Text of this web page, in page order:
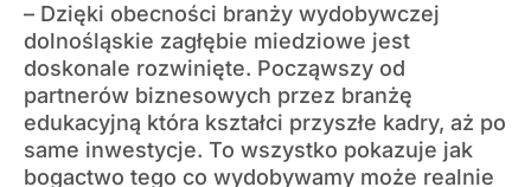
– Dzięki obecności branży wydobywczej
dolnośląskie zagłębie miedziowe jest
doskonale rozwinięte. Począwszy od
partnerów biznesowych przez branżę
edukacyjną która kształci przyszłe kadry, aż po
same inwestycje. To wszystko pokazuje jak
bogactwo tego co wydobywamy może realnie